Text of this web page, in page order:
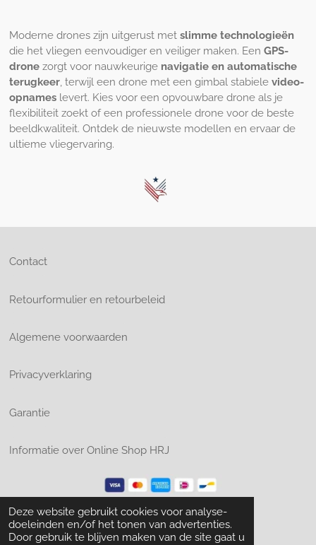
Deze website gebruikt cookies voor analyse-
doeleinden en/of het tonen van advertenties.
Door gebruik te blijven maken van de site gaat u
Moderne drones zijn uitgerust met slimme technologieën
die het vliegen eenvoudiger en veiliger maken. Een GPS-
dronezorgt voor nauwkeurige navigatie en automatische
terugkeer, terwijl een drone met een gimbal stabiele video-
opnameslevert. Kies voor een opvouwbare drone als je
flexibiliteit zoekt of een professionele drone voor de beste
beeldkwaliteit. Ontdek de nieuwste modellen en ervaar de
ultieme vliegervaring.
Contact
Retourformulier en retourbeleid
Algemene voorwaarden
Privacyverklaring
Garantie
Informatie over Online Shop HRJ
© 2024 Online Shop HRJ